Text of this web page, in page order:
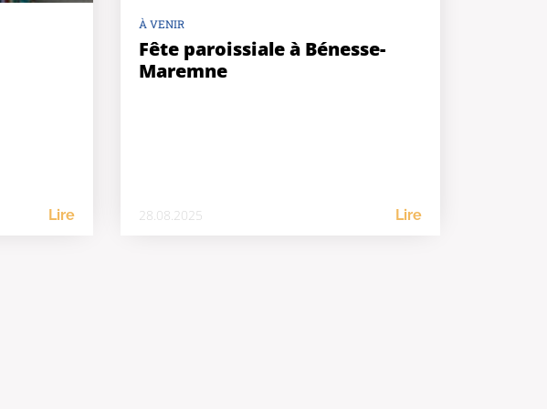
Lire
À VENIR
Fête paroissiale à Bénesse-
Maremne
28.08.2025 Lire